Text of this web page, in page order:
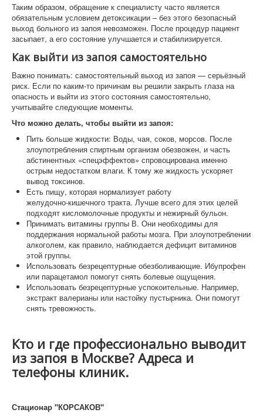
Таким образом, обращение к специалисту часто является
обязательным условием детоксикации – без этого безопасный
выход больного из запоя невозможен. После процедур пациент
засыпает, а его состояние улучшается и стабилизируется.
Как выйти из запоя самостоятельно
Важно понимать: самостоятельный выход из запоя — серьёзный
риск. Если по каким‑то причинам вы решили закрыть глаза на
опасность и выйти из этого состояния самостоятельно,
учитывайте следующие моменты.
Что можно делать, чтобы выйти из запоя:
Пить больше жидкости: Воды, чая, соков, морсов. После
злоупотребления спиртным организм обезвожен, и часть
абстинентных «спецэффектов» спровоцирована именно
острым недостатком влаги. К тому же жидкость ускоряет
вывод токсинов.
Есть пищу, которая нормализует работу
желудочно‑кишечного тракта. Лучше всего для этих целей
подходят кисломолочные продукты и нежирный бульон.
Принимать витамины группы В. Они необходимы для
поддержания нормальной работы мозга. При злоупотреблении
алкоголем, как правило, наблюдается дефицит витаминов
этой группы.
Использовать безрецептурные обезболивающие. Ибупрофен
или парацетамол помогут снять болевые ощущения.
Использовать безрецептурные успокоительные. Например,
экстракт валерианы или настойку пустырника. Они помогут
снять тревожность.
Кто и где профессионально выводит
из запоя в Москве? Адреса и
телефоны клиник.
Стационар "КОРСАКОВ"